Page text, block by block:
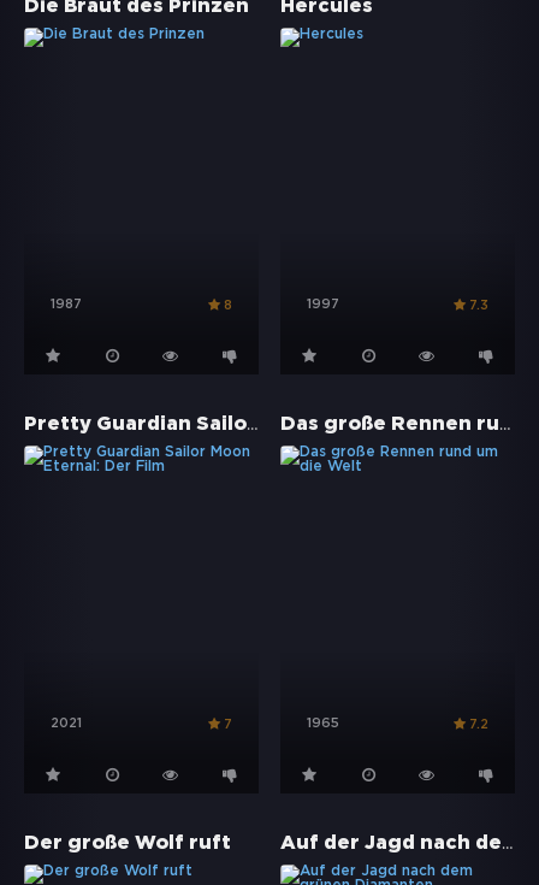
Die Braut des Prinzen
1987 8
Hercules
1997 7.3
Pretty Guardian Sailor Moon Eternal: Der Film
2021 7
Das große Rennen rund um die Welt
1965 7.2
Der große Wolf ruft Auf der Jagd nach dem grünen Diamanten